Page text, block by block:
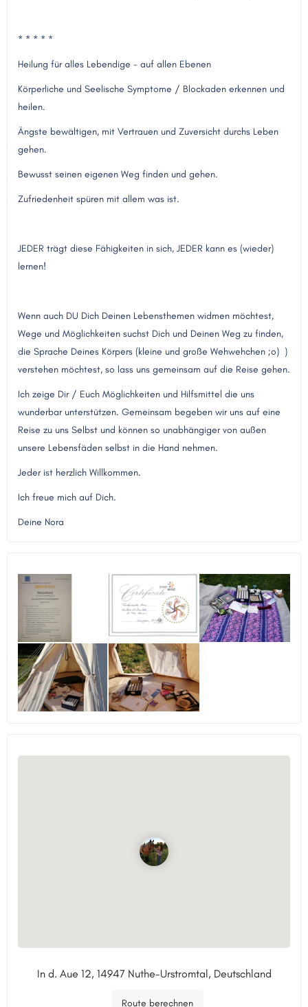
* * * * *
Heilung für alles Lebendige - auf allen Ebenen
Körperliche und Seelische Symptome / Blockaden erkennen und
heilen.
Ängste bewältigen, mit Vertrauen und Zuversicht durchs Leben
gehen.
Bewusst seinen eigenen Weg finden und gehen.
Zufriedenheit spüren mit allem was ist.
JEDER trägt diese Fähigkeiten in sich, JEDER kann es (wieder)
lernen!
Wenn auch DU Dich Deinen Lebensthemen widmen möchtest,
Wege und Möglichkeiten suchst Dich und Deinen Weg zu finden,
die Sprache Deines Körpers (kleine und große Wehwehchen ;o) )
verstehen möchtest, so lass uns gemeinsam auf die Reise gehen.
Ich zeige Dir / Euch Möglichkeiten und Hilfsmittel die uns
wunderbar unterstützen. Gemeinsam begeben wir uns auf eine
Reise zu uns Selbst und können so unabhängiger von außen
unsere Lebensfäden selbst in die Hand nehmen.
Jeder ist herzlich Willkommen.
Ich freue mich auf Dich.
Deine Nora
In d. Aue 12, 14947 Nuthe-Urstromtal, Deutschland
Route berechnen